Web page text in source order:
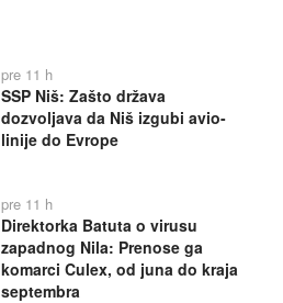
pre 11 h
SSP Niš: Zašto država
dozvoljava da Niš izgubi avio-
linije do Evrope
pre 11 h
Direktorka Batuta o virusu
zapadnog Nila: Prenose ga
komarci Culex, od juna do kraja
septembra